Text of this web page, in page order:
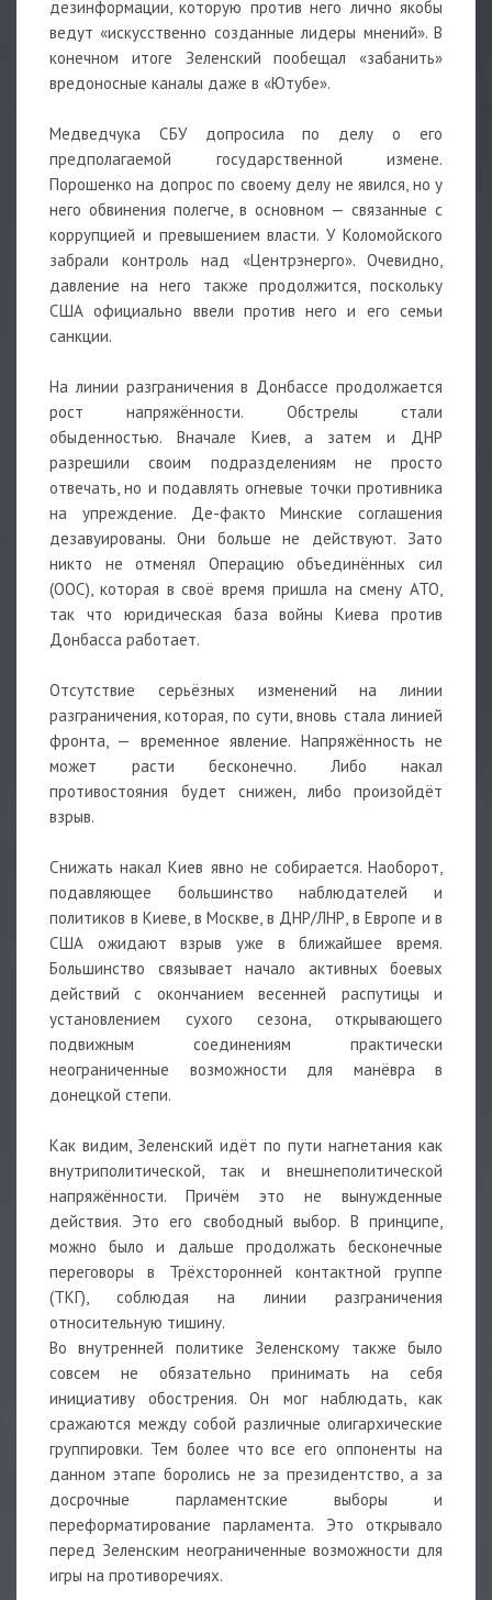
дезинформации, которую против него лично якобы
ведут «искусственно созданные лидеры мнений». В
конечном итоге Зеленский пообещал «забанить»
вредоносные каналы даже в «Ютубе».
Медведчука СБУ допросила по делу о его
предполагаемой государственной измене.
Порошенко на допрос по своему делу не явился, но у
него обвинения полегче, в основном — связанные с
коррупцией и превышением власти. У Коломойского
забрали контроль над «Центрэнерго». Очевидно,
давление на него также продолжится, поскольку
США официально ввели против него и его семьи
санкции.
На линии разграничения в Донбассе продолжается
рост напряжённости. Обстрелы стали
обыденностью. Вначале Киев, а затем и ДНР
разрешили своим подразделениям не просто
отвечать, но и подавлять огневые точки противника
на упреждение. Де-факто Минские соглашения
дезавуированы. Они больше не действуют. Зато
никто не отменял Операцию объединённых сил
(ООС), которая в своё время пришла на смену АТО,
так что юридическая база войны Киева против
Донбасса работает.
Отсутствие серьёзных изменений на линии
разграничения, которая, по сути, вновь стала линией
фронта, — временное явление. Напряжённость не
может расти бесконечно. Либо накал
противостояния будет снижен, либо произойдёт
взрыв.
Снижать накал Киев явно не собирается. Наоборот,
подавляющее большинство наблюдателей и
политиков в Киеве, в Москве, в ДНР/ЛНР, в Европе и в
США ожидают взрыв уже в ближайшее время.
Большинство связывает начало активных боевых
действий с окончанием весенней распутицы и
установлением сухого сезона, открывающего
подвижным соединениям практически
неограниченные возможности для манёвра в
донецкой степи.
Как видим, Зеленский идёт по пути нагнетания как
внутриполитической, так и внешнеполитической
напряжённости. Причём это не вынужденные
действия. Это его свободный выбор. В принципе,
можно было и дальше продолжать бесконечные
переговоры в Трёхсторонней контактной группе
(ТКГ), соблюдая на линии разграничения
относительную тишину.
Во внутренней политике Зеленскому также было
совсем не обязательно принимать на себя
инициативу обострения. Он мог наблюдать, как
сражаются между собой различные олигархические
группировки. Тем более что все его оппоненты на
данном этапе боролись не за президентство, а за
досрочные парламентские выборы и
переформатирование парламента. Это открывало
перед Зеленским неограниченные возможности для
игры на противоречиях.